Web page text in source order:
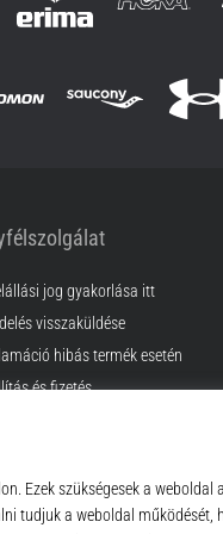
jog gyakorlása itt
visszaküldése
hibás termék esetén
és fizetés
nyilatkozat